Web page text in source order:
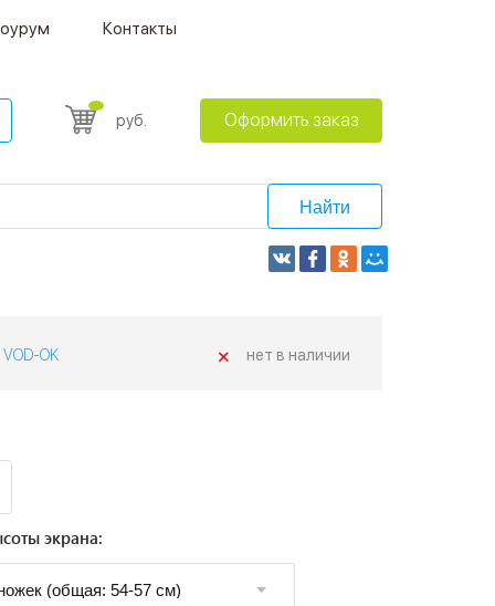
Контакты
руб. Оформить заказ
Найти
VOD-OK + нет в наличии
экрана: